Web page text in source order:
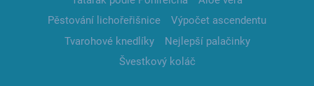
Pěstování lichořeřišnice
Výpočet ascendentu
Tvarohové knedlíky
Nejlepší palačinky
Švestkový koláč